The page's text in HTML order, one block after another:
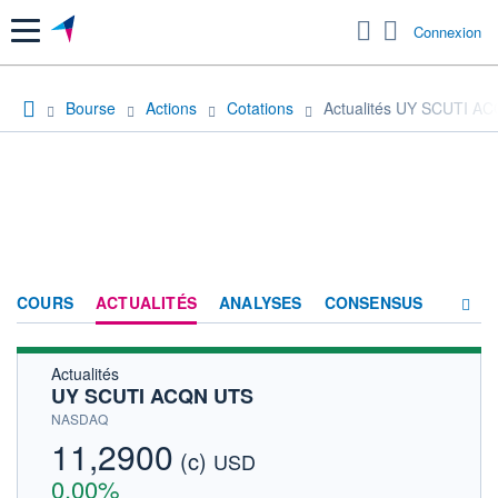
Menu Connexion
Bourse Actions Cotations Actualités UY SCUTI
COURS ACTUALITÉS ANALYSES CONSENSUS
ACTIONNAIRES
Actualités
UY SCUTI ACQN UTS
NASDAQ
11,2900 (c) USD
0,00%